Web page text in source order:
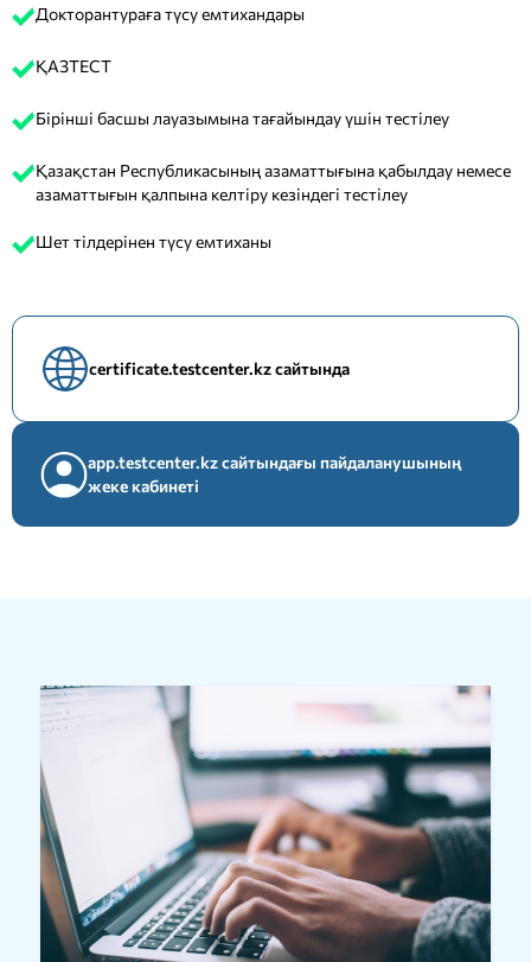
Докторантураға түсу емтихандары
ҚАЗТЕСТ
Бірінші басшы лауазымына тағайындау үшін тестілеу
Қазақстан Республикасының азаматтығына қабылдау немесе
азаматтығын қалпына келтіру кезіндегі тестілеу
Шет тілдерінен түсу емтиханы
certificate.testcenter.kz сайтында
app.testcenter.kz сайтындағы пайдаланушының
жеке кабинеті